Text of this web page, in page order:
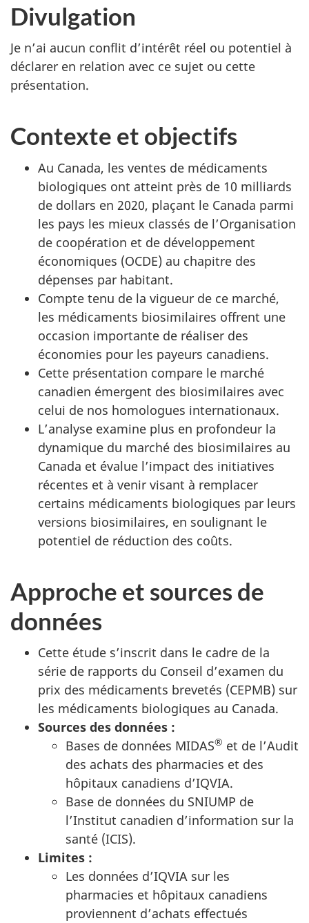
Divulgation
Je n’ai aucun conflit d’intérêt réel ou potentiel à
déclarer en relation avec ce sujet ou cette
présentation.
Contexte et objectifs
Au Canada, les ventes de médicaments
biologiques ont atteint près de 10 milliards
de dollars en 2020, plaçant le Canada parmi
les pays les mieux classés de l’Organisation
de coopération et de développement
économiques (OCDE) au chapitre des
dépenses par habitant.
Compte tenu de la vigueur de ce marché,
les médicaments biosimilaires offrent une
occasion importante de réaliser des
économies pour les payeurs canadiens.
Cette présentation compare le marché
canadien émergent des biosimilaires avec
celui de nos homologues internationaux.
L’analyse examine plus en profondeur la
dynamique du marché des biosimilaires au
Canada et évalue l’impact des initiatives
récentes et à venir visant à remplacer
certains médicaments biologiques par leurs
versions biosimilaires, en soulignant le
potentiel de réduction des coûts.
Approche et sources de
données
Cette étude s’inscrit dans le cadre de la
série de rapports du Conseil d’examen du
prix des médicaments brevetés (CEPMB) sur
les médicaments biologiques au Canada.
Sources des données :
Bases de données MIDAS® et de l’Audit
des achats des pharmacies et des
hôpitaux canadiens d’IQVIA.
Base de données du SNIUMP de
l’Institut canadien d’information sur la
santé (ICIS).
Limites :
Les données d’IQVIA sur les
pharmacies et hôpitaux canadiens
proviennent d’achats effectués